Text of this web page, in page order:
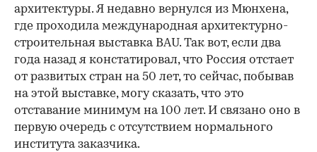
архитектуры. Я недавно вернулся из Мюнхена,
где проходила международная архитектурно-
строительная выставка BAU. Так вот, если два
года назад я констатировал, что Россия отстает
от развитых стран на 50 лет, то сейчас, побывав
на этой выставке, могу сказать, что это
отставание минимум на 100 лет. И связано оно в
первую очередь с отсутствием нормального
института заказчика.